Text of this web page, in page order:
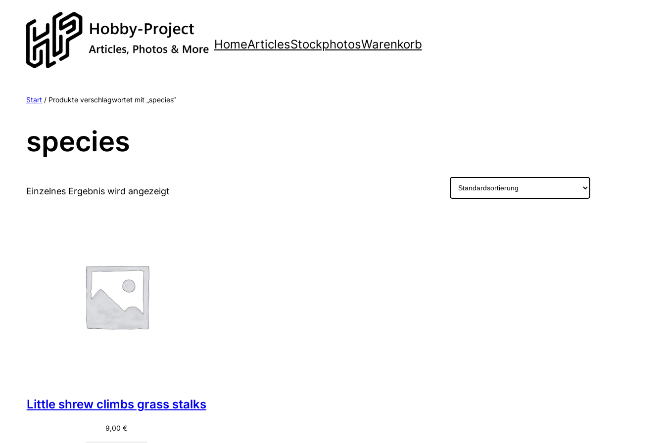
Inhalt
springen
HomeArticlesStockphotosWarenkorb
Start/ Produkte verschlagwortet mit „species“
species
Einzelnes Ergebnis wird angezeigt
Little shrew climbs grass stalks
9,00€